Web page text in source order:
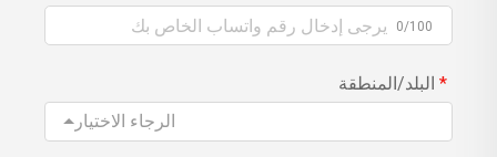
0/100
البلد/المنطقة
الرجاء الاختيار